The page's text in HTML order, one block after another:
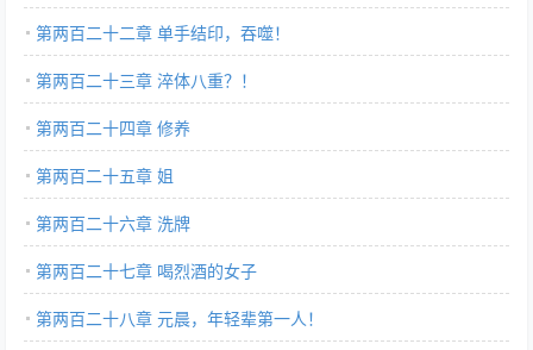
第两百二十二章 单手结印，吞噬！
第两百二十三章 淬体八重？！
第两百二十四章 修养
第两百二十五章 姐
第两百二十六章 洗牌
第两百二十七章 喝烈酒的女子
第两百二十八章 元晨，年轻辈第一人！